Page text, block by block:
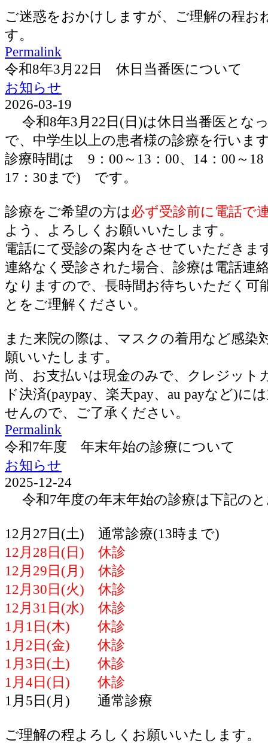
ご迷惑をおかけしますが、ご理解の程お
す。
Permalink
令和8年3月22日 休日当番医について
お知らせ
2026-03-19
令和8年3月22日(日)は休日当番医とな
で、中学生以上の患者様の診療を行いま
診療時間は 9：00～13：00、14：00～
17：30まで) です。
診療をご希望の方は必ず受診前に電話で
よう、よろしくお願いいたします。
電話にて受診の案内をさせていただきま
連絡なく受診された場合、診療は電話連
なりますので、長時間お待ちいただく可
とをご理解ください。
また来院の際は、マスクの着用など感染
願いいたします。
尚、お支払いは現金のみで、クレジット
ド決済(paypay、楽天pay、au payなど)に
せんので、ご了承ください。
Permalink
令和7年度 年末年始の診療について
お知らせ
2025-12-24
令和7年度の年末年始の診療は下記の
12月27日(土) 通常診療(13時まで)
12月28日(日) 休診
12月29日(月) 休診
12月30日(火) 休診
12月31日(水) 休診
1月1日(木) 休診
1月2日(金) 休診
1月3日(土) 休診
1月4日(日) 休診
1月5日(月) 通常診療
ご理解の程よろしくお願いいたします。